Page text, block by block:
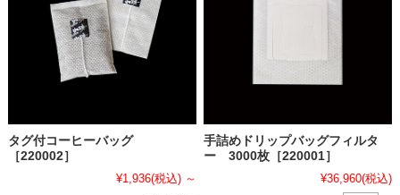
タグ付コーヒーバッグ
［220002］
¥1,936(税込) ～
手詰めドリップバッグフィルタ
ー 3000枚［220001］
¥36,960(税込)